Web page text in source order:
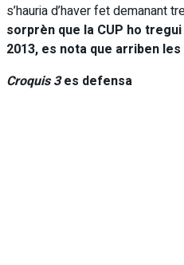
s’hauria d’haver fet demanant
sorprèn que la CUP ho
2013, es nota que arriben
Croquis 3es defensa